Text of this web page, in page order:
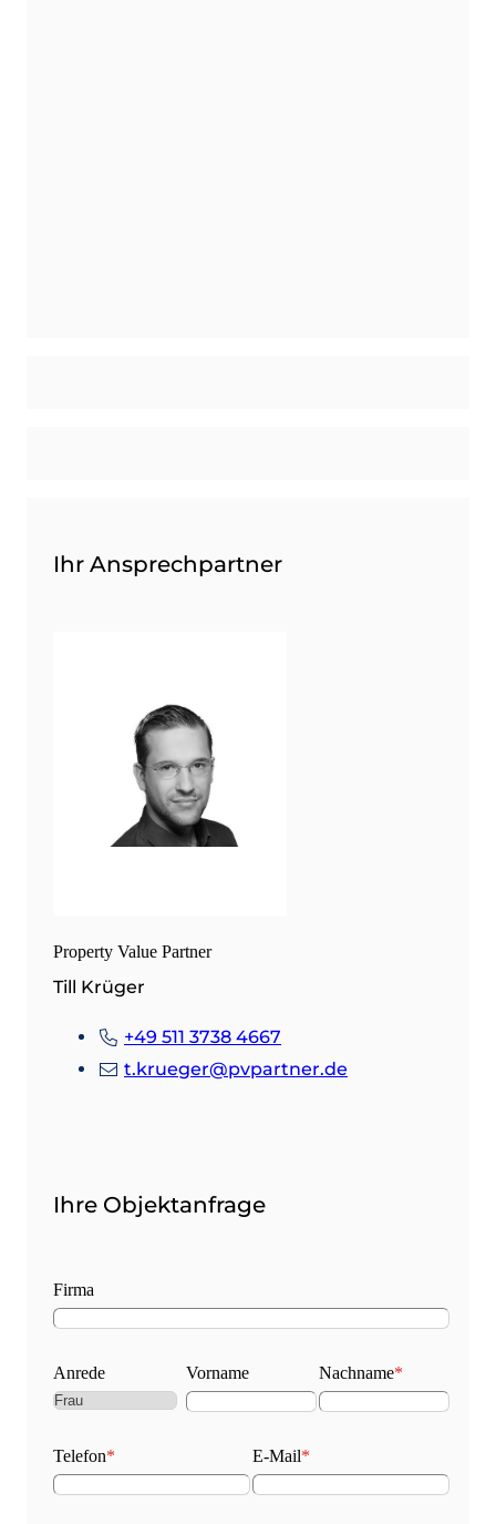
Ihr Ansprechpartner
Property Value Partner
Till Krüger
+49 511 3738 4667
t.krueger@pvpartner.de
Ihre Objektanfrage
Firma
Anrede Vorname Nachname*
Telefon* E-Mail*